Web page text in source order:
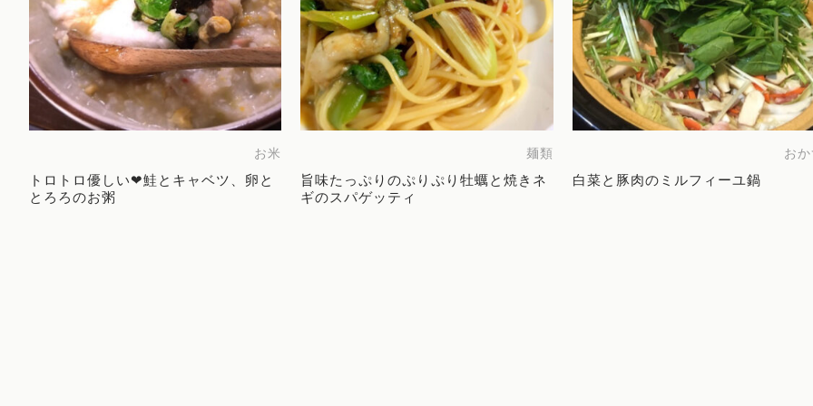
お米
トロトロ優しい❤︎鮭とキャベツ、卵と
とろろのお粥
麺類
旨味たっぷりのぷりぷり牡蠣と焼きネ
ギのスパゲッティ
お
白菜と豚肉のミルフィーユ鍋